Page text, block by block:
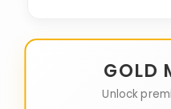
GOLD
Unlock